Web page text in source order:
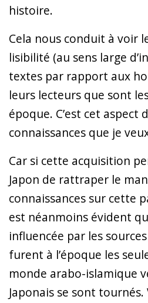
histoire.
Cela nous conduit à voir
lisibilité (au sens large
textes par rapport aux
leurs lecteurs que sont
époque. C’est cet aspect
connaissances que je
Car si cette acquisition
Japon de rattraper le
connaissances sur cette
est néanmoins évident
influencée par les
furent à l’époque les
monde arabo-islamique
Japonais se sont